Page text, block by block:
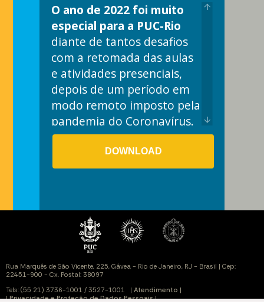
O ano de 2022 foi muito
especial para a PUC-Rio
diante de tantos desafios
com a retomada das aulas
e atividades presenciais,
depois de um período em
modo remoto imposto pela
pandemia do Coronavírus.
O retorno ao campus
marcou, também, a nova
administração da
Padre Anderson Antonio
Pedroso, S.J., do Vice-Reitor
Geral, Padre André Luís de
Araújo, S.J., e de novos Vice-
Reitores. Aos poucos e,
segundo medidas
arrow_upward
arrow_downward
DOWNLOAD